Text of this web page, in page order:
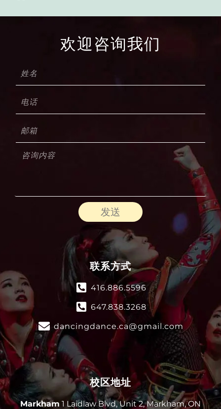
欢迎咨询我们
发送
联系方式
416.886.5596
647.838.3268
dancingdance.ca@gmail.com
校区地址
Markham 1 Laidlaw Blvd, Unit 2, Markham, ON